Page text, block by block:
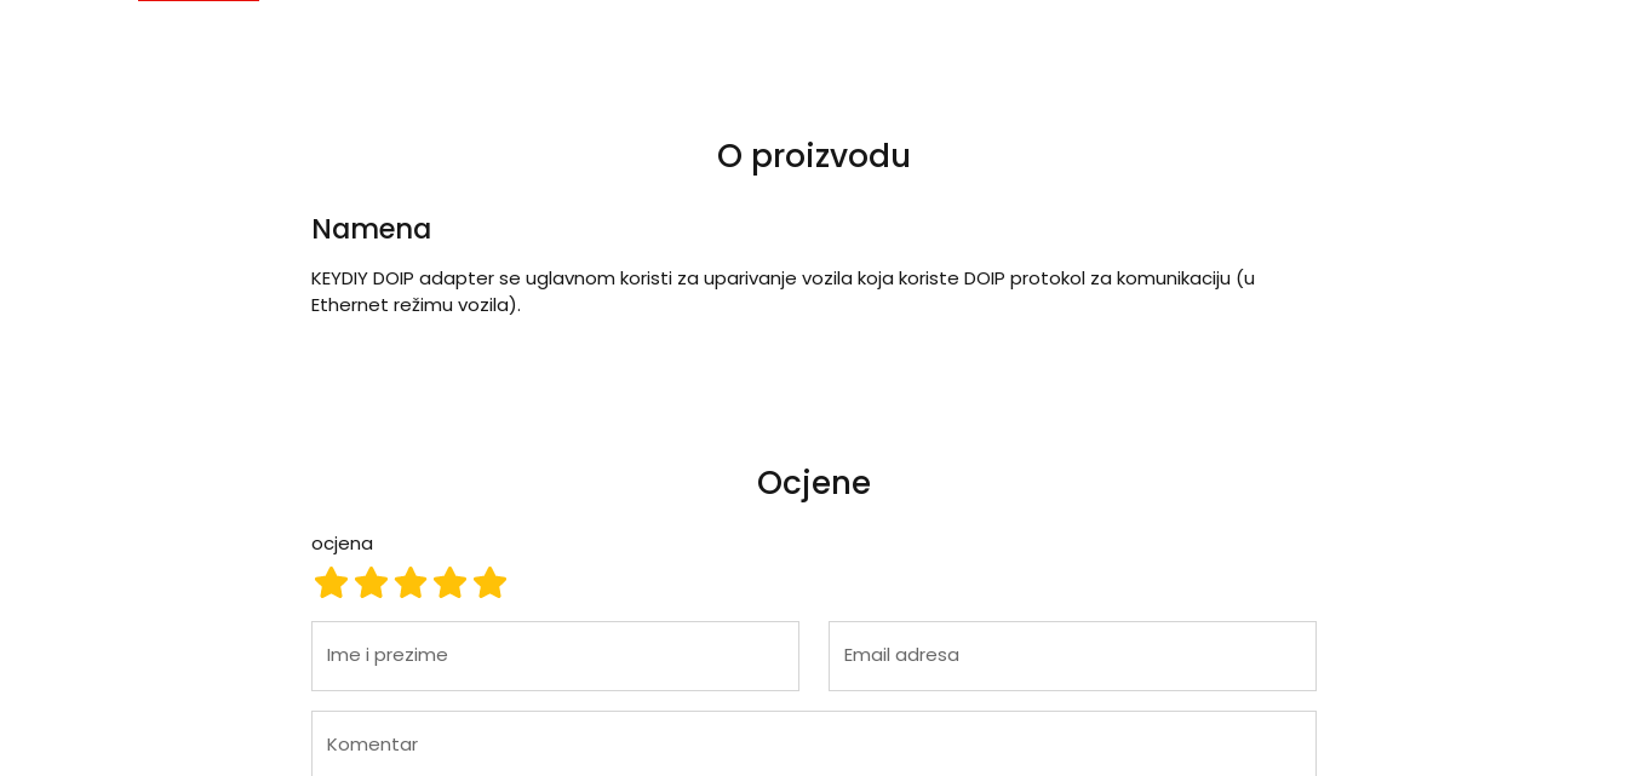
O proizvodu
Namena
KEYDIY DOIP adapter se uglavnom koristi za uparivanje vozila koja koriste DOIP protokol za komunikaciju (u
Ethernet režimu vozila).
Ocjene
ocjena
ocjena 5
ocjena 4
ocjena 3
ocjena 2
ocjena 1
Ime i prezime Email adresa
Komentar